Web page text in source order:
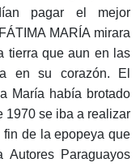
pagar el mejor
MARÍA mirara
tierra que aun en las
en su corazón. El
María había brotado
1970 se iba a realizar
de la epopeya que
Paraguayos